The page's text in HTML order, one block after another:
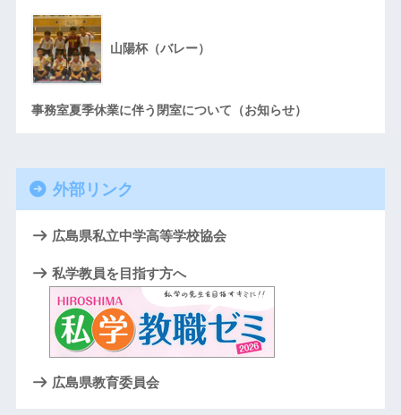
山陽杯（バレー）
事務室夏季休業に伴う閉室について（お知らせ）
外部リンク
広島県私立中学高等学校協会
私学教員を目指す方へ
広島県教育委員会